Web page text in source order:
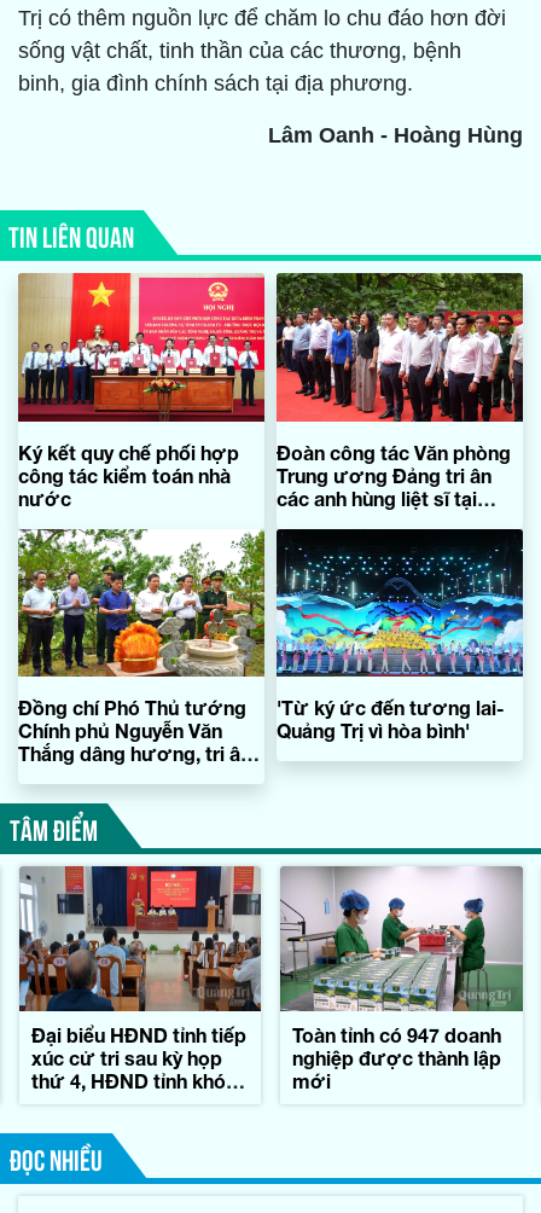
Trị có thêm nguồn lực để chăm lo chu đáo hơn đời
sống vật chất, tinh thần của các thương, bệnh
binh, gia đình chính sách tại địa phương.
Lâm Oanh - Hoàng Hùng
TIN LIÊN QUAN
Ký kết quy chế phối hợp
công tác kiểm toán nhà
nước
Đoàn công tác Văn phòng
Trung ương Đảng tri ân
các anh hùng liệt sĩ tại
Đồng chí Phó Thủ tướng
Chính phủ Nguyễn Văn
Thắng dâng hương, tri ân
'Từ ký ức đến tương lai-
Quảng Trị vì hòa bình'
TÂM ĐIỂM
Đại biểu HĐND tỉnh tiếp
xúc cử tri sau kỳ họp
thứ 4, HĐND tỉnh khóa
Toàn tỉnh có 947 doanh
nghiệp được thành lập
mới
ĐỌC NHIỀU